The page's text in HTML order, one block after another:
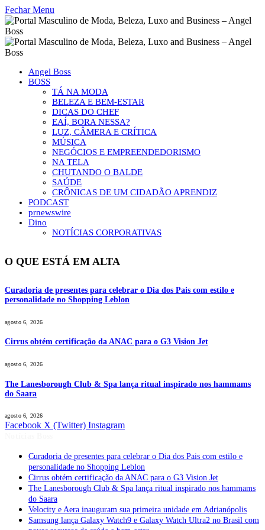
Fechar Menu
Angel Boss
BOSS
TÁ NA MODA
BELEZA E BEM-ESTAR
DICAS DO CHEF
EAÍ, BORA NESSA?
LUZ, CÂMERA E CRÍTICA
MÚSICA
NEGÓCIOS E EMPREENDEDORISMO
NA TELA
CHUTANDO O BALDE
SAÚDE
CRÔNICAS DE UM CIDADÃO APRENDIZ
PODCAST
prnewswire
Dino
NOTÍCIAS CORPORATIVAS
O QUE ESTÁ EM ALTA
Curadoria de presentes para celebrar o Dia dos Pais com estilo e
personalidade no Shopping Leblon
agosto 6, 2026
Cirrus obtém certificação da ANAC para o G3 Vision Jet
agosto 6, 2026
The Lanesborough Club & Spa lança ritual inspirado nos hammams
do Saara
agosto 6, 2026
Facebook X (Twitter) Instagram
Curadoria de presentes para celebrar o Dia dos Pais com estilo e
personalidade no Shopping Leblon
Cirrus obtém certificação da ANAC para o G3 Vision Jet
The Lanesborough Club & Spa lança ritual inspirado nos hammams
do Saara
Velocity e Aera inauguram sua primeira unidade em Adrianópolis
Samsung lança Galaxy Watch9 e Galaxy Watch Ultra2 no Brasil com